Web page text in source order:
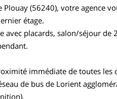
Plouay (56240), votre agence
étage.
avec placards, salon/séjour de
immédiate de toutes les
de bus de Lorient